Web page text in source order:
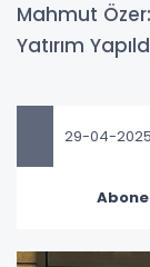
Mahmut
Yatırım
29-04-